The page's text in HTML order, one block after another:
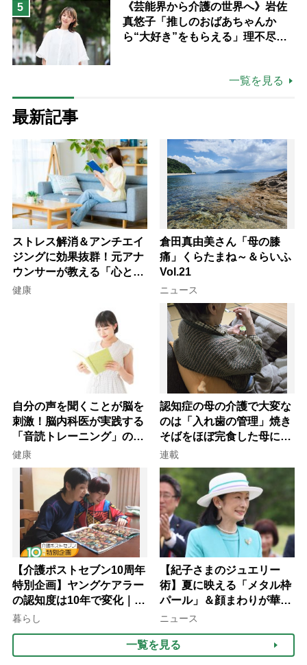
5
《芸能界から介護の世界へ》岩佐
真悠子「推しのおばあちゃんか
ら“大好き”をもらえる」理不尽さ
一覧を見る
最新記事
ストレス解消＆アンチエイ
ジングに効果抜群！元アナ
ウンサーが教える「心と体
を元気にする音読の習慣」
健康
倉田真由美さん「母の膝
痛」くらたまね～＆らいふ
Vol.21
ニュース
自分の声を聞くことが脳を
刺激！脳内科医が実践する
「音読トレーニング」の極
意
健康
認知症の母の介護で大変な
のは「入れ歯の管理」焼き
そばをほぼ完食した母に息
子が血の気が引いた理由
連載
【介護ポストセブン10周年
特別企画】ヤングケアラー
の認知度は10年で変化｜流
行語大賞にノミネート、法
暮らし
【紀子さまのジュエリー
術】夏に映える「メタル枠
パール」＆顔まわりが華や
ぐ「揺れる一粒」の使い分
ニュース
一覧を見る